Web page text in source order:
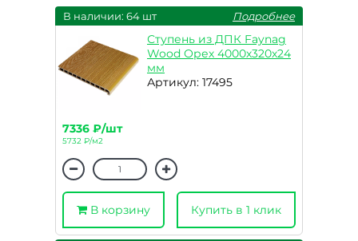
В наличии: 64 шт Подробнее
Ступень из ДПК Faynag
Wood Орех 4000х320х24
мм
Артикул: 17495
7336 ₽/шт
5732 ₽/м2
В корзину Купить в 1 клик